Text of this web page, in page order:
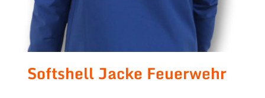
Softshell Jacke Feuerwehr